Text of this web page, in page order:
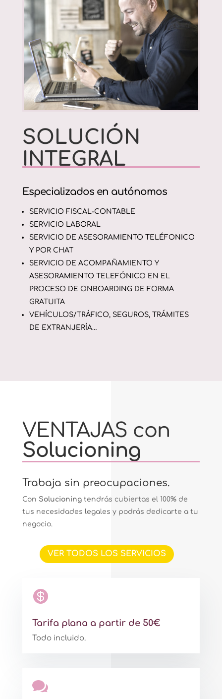
SOLUCIÓN
INTEGRAL
Especializados en autónomos
SERVICIO FISCAL-CONTABLE
SERVICIO LABORAL
SERVICIO DE ASESORAMIENTO TELÉFONICO
Y POR CHAT
SERVICIO DE ACOMPAÑAMIENTO Y
ASESORAMIENTO TELEFÓNICO EN EL
PROCESO DE ONBOARDING DE FORMA
GRATUITA
VEHÍCULOS/TRÁFICO, SEGUROS, TRÁMITES
DE EXTRANJERÍA…
VENTAJAS con
Solucioning
Trabaja sin preocupaciones.
Con Solucioningtendrás cubiertas el 100% de
tus necesidades legales y podrás dedicarte a tu
negocio.
VER TODOS LOS SERVICIOS

Tarifa plana a partir de 50€
Todo incluido.
